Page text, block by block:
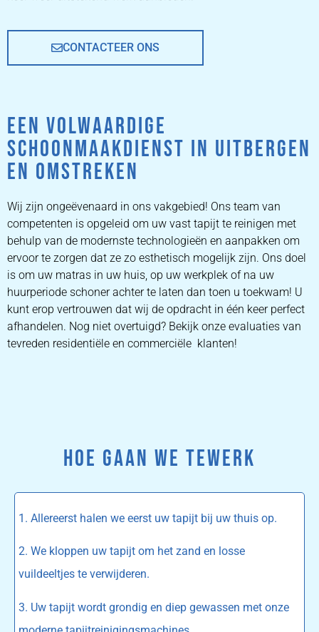
CONTACTEER ONS
EEN VOLWAARDIGE
SCHOONMAAKDIENST IN UITBERGEN
EN OMSTREKEN
Wij zijn ongeëvenaard in ons vakgebied! Ons team van
competenten is opgeleid om uw vast tapijt te reinigen met
behulp van de modernste technologieën en aanpakken om
ervoor te zorgen dat ze zo esthetisch mogelijk zijn. Ons doel
is om uw matras in uw huis, op uw werkplek of na uw
huurperiode schoner achter te laten dan toen u toekwam! U
kunt erop vertrouwen dat wij de opdracht in één keer perfect
afhandelen. Nog niet overtuigd? Bekijk onze evaluaties van
tevreden residentiële en commerciële klanten!
HOE GAAN WE TEWERK
1. Allereerst halen we eerst uw tapijt bij uw thuis op.
2. We kloppen uw tapijt om het zand en losse
vuildeeltjes te verwijderen.
3. Uw tapijt wordt grondig en diep gewassen met onze